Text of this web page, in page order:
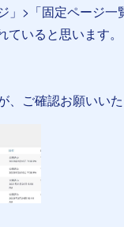
」>「固定ページ
いると思います。
、ご確認お願いいた